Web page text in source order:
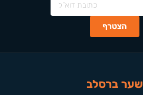
שער ברסלב